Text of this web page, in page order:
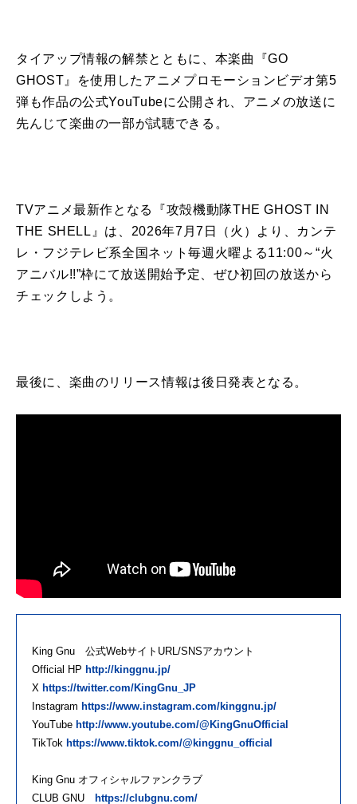
タイアップ情報の解禁とともに、本楽曲『GO
GHOST』を使用したアニメプロモーションビデオ第5
弾も作品の公式YouTubeに公開され、アニメの放送に
先んじて楽曲の一部が試聴できる。
TVアニメ最新作となる『攻殻機動隊THE GHOST IN
THE SHELL』は、2026年7月7日（火）より、カンテ
レ・フジテレビ系全国ネット毎週火曜よる11:00～“火
アニバル!!”枠にて放送開始予定、ぜひ初回の放送から
チェックしよう。
最後に、楽曲のリリース情報は後日発表となる。
King Gnu 公式WebサイトURL/SNSアカウント
Official HP http://kinggnu.jp/
X https://twitter.com/KingGnu_JP
Instagram https://www.instagram.com/kinggnu.jp/
YouTube http://www.youtube.com/@KingGnuOfficial
TikTok https://www.tiktok.com/@kinggnu_official
King Gnu オフィシャルファンクラブ
CLUB GNU https://clubgnu.com/